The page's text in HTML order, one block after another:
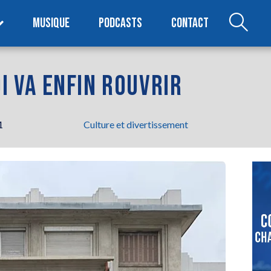
MUSIQUE PODCASTS CONTACT
VA ENFIN ROUVRIR
Culture et divertissement